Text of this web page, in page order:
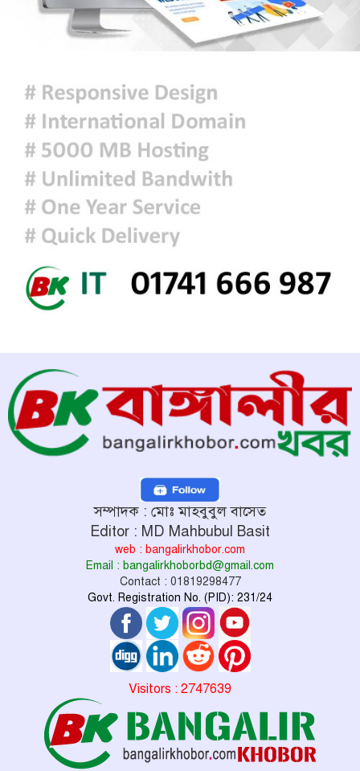
ঢাকা সহ ৭ অঞ্চলে দমকা বা ঝড়ো
হাওয়াসহ বৃষ্টি কিংবা বজ্রসহ বৃষ্টি হতে
আজকের রাশিফল
হাসিনাকে বক্তব্যের সুযোগ দিয়ে জুলাই
শহীদদের অসম্মান করেছে ভারত: রিজভী
সম্পাদক : মোঃ মাহবুবুল বাসেত
Editor : MD Mahbubul Basit
web : bangalirkhobor.com
Email : bangalirkhoborbd@gmail.com
Contact : 01819298477
Govt. Registration No. (PID): 231/24
Visitors : 2747639